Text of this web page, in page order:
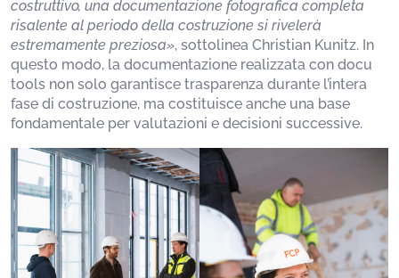
costruttivo, una documentazione fotografica completa
risalente al periodo della costruzione si rivelerà
estremamente preziosa», sottolinea Christian Kunitz. In
questo modo, la documentazione realizzata con docu
tools non solo garantisce trasparenza durante l’intera
fase di costruzione, ma costituisce anche una base
fondamentale per valutazioni e decisioni successive.